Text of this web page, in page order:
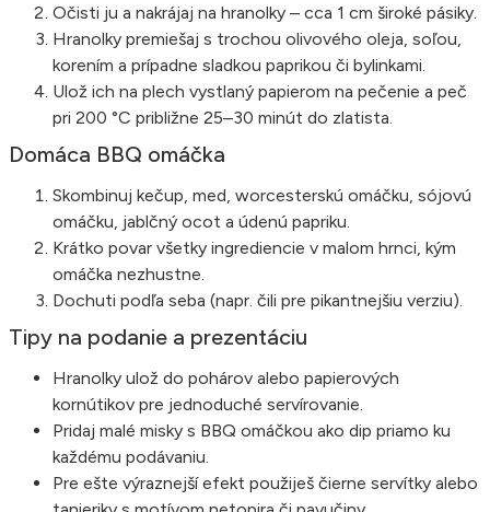
Očisti ju a nakrájaj na hranolky – cca 1 cm široké pásiky.
Hranolky premiešaj s trochou olivového oleja, soľou,
korením a prípadne sladkou paprikou či bylinkami.
Ulož ich na plech vystlaný papierom na pečenie a peč
pri 200 °C približne 25–30 minút do zlatista.
Domáca BBQ omáčka
Skombinuj kečup, med, worcesterskú omáčku, sójovú
omáčku, jablčný ocot a údenú papriku.
Krátko povar všetky ingrediencie v malom hrnci, kým
omáčka nezhustne.
Dochuti podľa seba (napr. čili pre pikantnejšiu verziu).
Tipy na podanie a prezentáciu
Hranolky ulož do pohárov alebo papierových
kornútikov pre jednoduché servírovanie.
Pridaj malé misky s BBQ omáčkou ako dip priamo ku
každému podávaniu.
Pre ešte výraznejší efekt použiješ čierne servítky alebo